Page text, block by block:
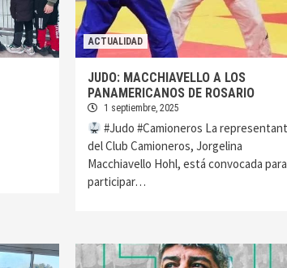
ACTUALIDAD
JUDO: MACCHIAVELLO A LOS
PANAMERICANOS DE ROSARIO
1 septiembre, 2025
#Judo #Camioneros La
del Club Camioneros, Jorgelina
Macchiavello Hohl, está convocada para
participar…